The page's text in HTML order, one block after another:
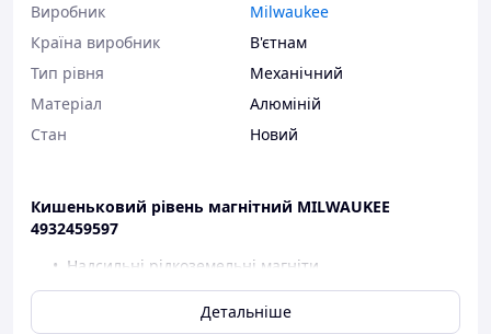
Виробник
Milwaukee
Країна виробник
В'єтнам
Тип рівня
Механічний
Матеріал
Алюміній
Стан
Новий
Кишеньковий рівень магнітний MILWAUKEE
4932459597
Надсильні рідкоземельні магніти,
подвійна сила зчеплення з поверхнею,
бульбашкова колба з блокуванням, що
Детальніше